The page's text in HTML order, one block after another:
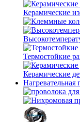
Керамические
Термостойкие
Керамические
Нагревательная